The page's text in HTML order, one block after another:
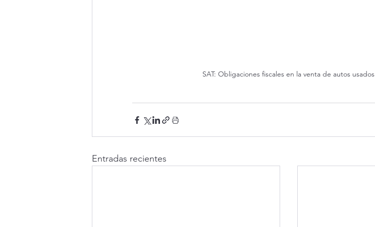
SAT: Obligaciones fiscales en la venta de autos usados
Entradas recientes